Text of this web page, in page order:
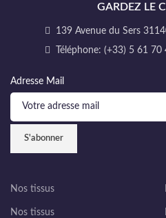
GARDEZ LE
139 Avenue du Sers
Téléphone: (+33) 5 61 70
Adresse Mail
Nos tissus
Nos tissus